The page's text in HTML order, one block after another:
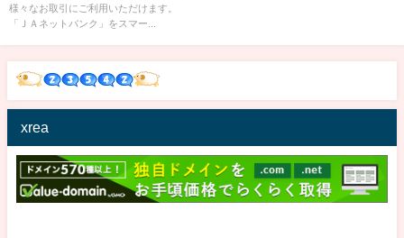
様々なお取引にご利用いただけます。
「ＪＡネットバンク」をスマー...
xrea